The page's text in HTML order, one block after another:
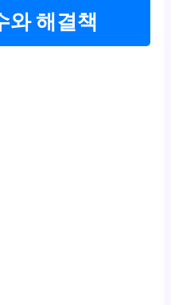
와 해결책